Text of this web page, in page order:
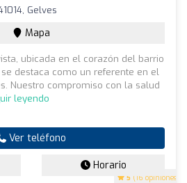
5 (16 opiniones)
Gelves
Mapa
ubicada en el corazón del barrio
destaca como un referente en el
Nuestro compromiso con la salud
leyendo
Ver teléfono
Horario